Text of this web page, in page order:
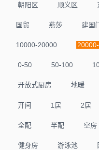
朝阳区 顺义区
国贸 燕莎 建国
10000-20000
0-50 50-100
开放式厨房 地暖
开间 1居 2居
全配 半配 空房
健身房 游泳池